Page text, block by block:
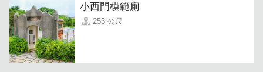
小西門模範廁
253 公尺